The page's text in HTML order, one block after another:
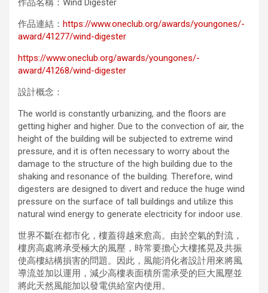
作品名稱：Wind Digester
作品連結： https://www.oneclub.org/awards/youngones/-
award/41277/wind-digester
https://www.oneclub.org/awards/youngones/-
award/41268/wind-digester
設計概念：
The world is constantly urbanizing, and the floors are
getting higher and higher. Due to the convection of air, the
height of the building will be subjected to extreme wind
pressure, and it is often necessary to worry about the
damage to the structure of the high building due to the
shaking and resonance of the building. Therefore, wind
digesters are designed to divert and reduce the huge wind
pressure on the surface of ​​tall buildings and utilize this
natural wind energy to generate electricity for indoor use.
世界不斷在都市化，樓蓋得越來愈高。由於空氣的對流，
樓房高處將承受極大的風壓，時常要擔心大樓搖晃及共振
使高樓結構損害的問題。因此，風能消化者設計用來將風
導流並加以運用，減少高樓表面積所需承受的巨大風壓並
將此天然風能加以發電供給室內使用。